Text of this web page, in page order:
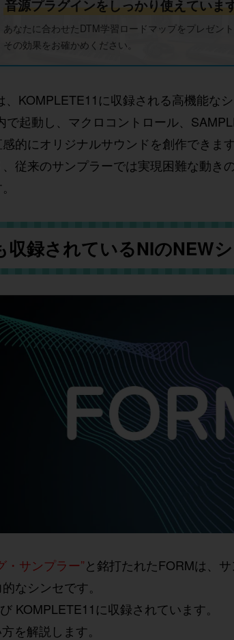
音源プラグインをしっかり使えていま
あなたに合わせたDTM学習ロードマップをプレゼント
その効果をお確かめください。
KOMPLETE11に収録される高機能な
起動し、マクロコントロール、
的にオリジナルサウンドを創作でき
従来のサンプラーでは実現困難な動き
録されているNIのNEWシ
・サンプラー”と銘打たれたFORMは、
なシンセです。
KOMPLETE11に収録されています。
を解説します。